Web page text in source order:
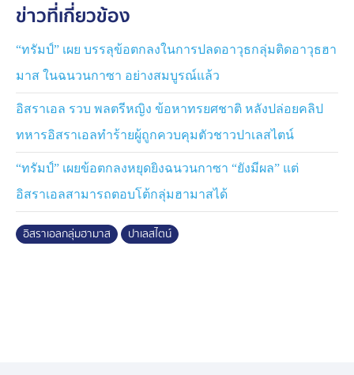
เกือบ 50 คนที่ถูกกลุ่มฮามาสควบคุมตัวไว้
ทั้งนี้ ทางหน่วยงานสาธารณสุขในกาซา รายงานว่า ปฏิบัติ
การทางทหารของอิสราเอลคร่าชีวิตผู้คนในกาซาแล้วกว่า
64,000 ราย นับตั้งแต่ความขัดแย้งปะทุขึ้นมาเมื่อเดือน
ตุลาคม พ.ศ.2566 โดยพื้นที่ส่วนใหญ่ในกาซาถูกทำลายจน
เหลือเพียงซากปรักหักพัง ขณะที่ความอดอยากกำลังแพร่
ข่าวที่เกี่ยวข้อง
“ทรัมป์” เผย บรรลุข้อตกลงในการปลดอาวุธกลุ่มติดอาวุธฮา
มาส ในฉนวนกาซา อย่างสมบูรณ์แล้ว
อิสราเอล รวบ พลตรีหญิง ข้อหาทรยศชาติ หลังปล่อยคลิป
ทหารอิสราเอลทำร้ายผู้ถูกควบคุมตัวชาวปาเลสไตน์
“ทรัมป์” เผยข้อตกลงหยุดยิงฉนวนกาซา “ยังมีผล” แต่
อิสราเอลสามารถตอบโต้กลุ่มฮามาสได้
อิสราเอลกลุ่มฮามาส ปาเลสไตน์